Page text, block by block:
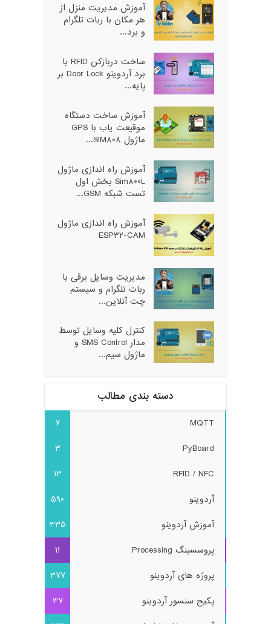
آموزش مدیریت منزل از
هر مکان با ربات تلگرام
و برد...
ساخت دربازکن RFID با
برد آردوینو Door Lock بر
پایه...
آموزش ساخت دستگاه
موقیعت یاب با GPS
ماژول SIM808...
آموزش راه اندازی ماژول
Sim800L بخش اول
تست شبکه GSM...
آموزش راه اندازی ماژول
ESP32-CAM
مدیریت وسایل برقی با
ربات تلگرام و سیستم
چت آنلاین...
کنترل کلیه وسایل توسط
مدار SMS Control و
ماژول سیم...
دسته بندی مطالب
MQTT
7
PyBoard
3
RFID / NFC
13
آردوینو
590
آموزش آردوینو
335
پروسسینگ Processing
11
پروژه های آردوینو
377
پکیج سنسور آردوینو
37